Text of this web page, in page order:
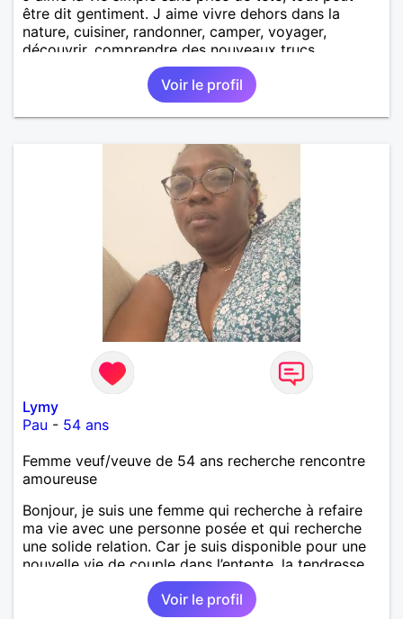
être dit gentiment. J aime vivre dehors dans la
nature, cuisiner, randonner, camper, voyager,
découvrir, comprendre des nouveaux trucs
techniques et sur la vie des êtres vivants. J aime
danser, faire la fête. Je ne bois pratiquement pas d
alcool, je fume rarement, je ris souvent. Je cherche
un vrai amoureux pour continuer à profiter de la vie
en ai marre je veux partagé et rigoler
Voir le profil
Lymy
Pau - 54 ans
Femme veuf/veuve de 54 ans recherche rencontre
amoureuse
Bonjour, je suis une femme qui recherche à refaire
ma vie avec une personne posée et qui recherche
une solide relation. Car je suis disponible pour une
nouvelle vie de couple dans l’entente, la tendresse,
l’amour, l’harmonie la complicité. Le respect et enfin
Voir le profil